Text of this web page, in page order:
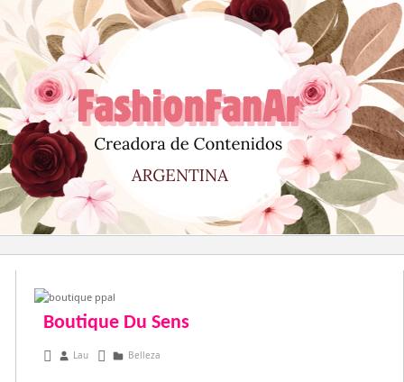
al
contenido
Boutique Du Sens
noviembre 14, 2014
Lau Belleza